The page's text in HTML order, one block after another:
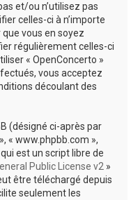
et/ou n’utilisez pas
celles-ci à n’importe
vous en soyez
régulièrement celles-ci
« OpenConcerto »
vous acceptez
découlant des
(désigné ci-après par
« www.phpbb.com »,
est un script libre de
Public License v2 »
être téléchargé depuis
seulement les